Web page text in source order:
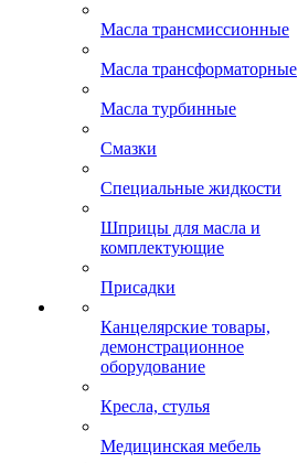
Масла трансмиссионные
Масла трансформаторные
Масла турбинные
Смазки
Специальные жидкости
Шприцы для масла и
комплектующие
Присадки
Канцелярские товары,
демонстрационное
оборудование
Кресла, стулья
Медицинская мебель